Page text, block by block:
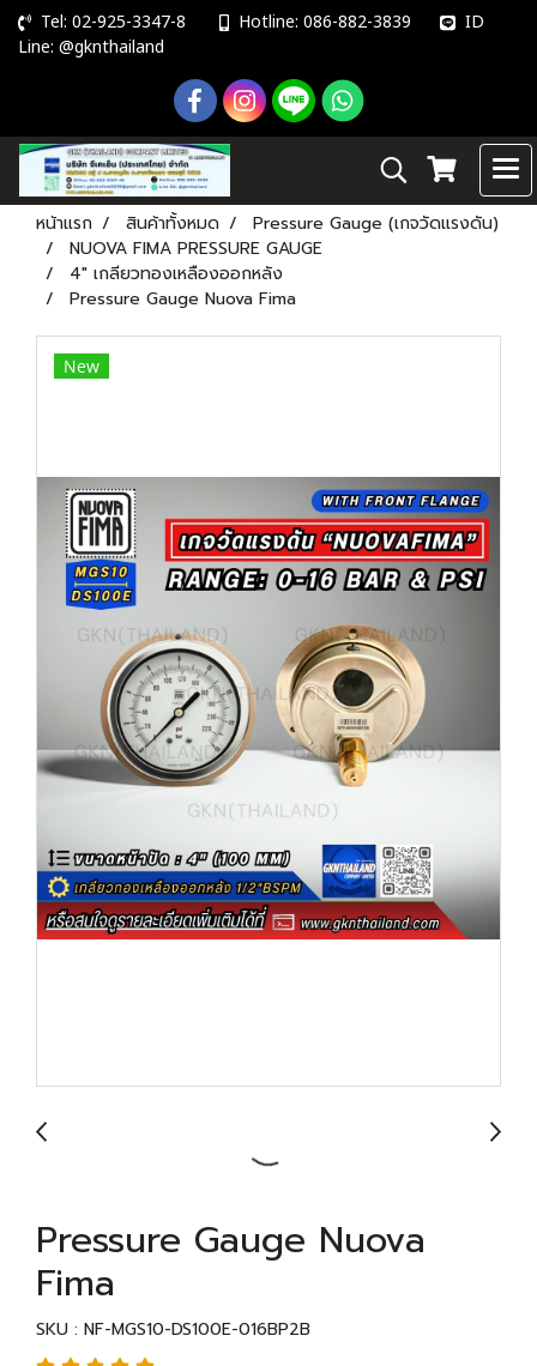
Tel: 02-925-3347-8 Hotline: 086-882-3839 ID
Line: @gknthailand
หน้าแรก สินค้าทั้งหมด
Pressure Gauge (เกจวัดแรงดัน)
NUOVA FIMA PRESSURE GAUGE
4" เกลียวทองเหลืองออกหลัง
Pressure Gauge Nuova Fima
New
Pressure Gauge Nuova
Fima
SKU : NF-MGS10-DS100E-016BP2B